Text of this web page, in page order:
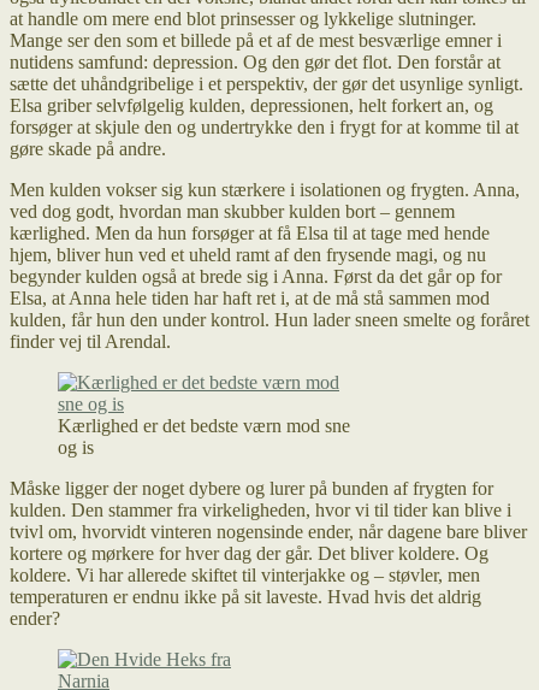
at handle om mere end blot prinsesser og lykkelige slutninger.
Mange ser den som et billede på et af de mest besværlige emner i
nutidens samfund: depression. Og den gør det flot. Den forstår at
sætte det uhåndgribelige i et perspektiv, der gør det usynlige synligt.
Elsa griber selvfølgelig kulden, depressionen, helt forkert an, og
forsøger at skjule den og undertrykke den i frygt for at komme til at
gøre skade på andre.
Men kulden vokser sig kun stærkere i isolationen og frygten. Anna,
ved dog godt, hvordan man skubber kulden bort – gennem
kærlighed. Men da hun forsøger at få Elsa til at tage med hende
hjem, bliver hun ved et uheld ramt af den frysende magi, og nu
begynder kulden også at brede sig i Anna. Først da det går op for
Elsa, at Anna hele tiden har haft ret i, at de må stå sammen mod
kulden, får hun den under kontrol. Hun lader sneen smelte og foråret
finder vej til Arendal.
Kærlighed er det bedste værn mod sne
og is
Måske ligger der noget dybere og lurer på bunden af frygten for
kulden. Den stammer fra virkeligheden, hvor vi til tider kan blive i
tvivl om, hvorvidt vinteren nogensinde ender, når dagene bare bliver
kortere og mørkere for hver dag der går. Det bliver koldere. Og
koldere. Vi har allerede skiftet til vinterjakke og – støvler, men
temperaturen er endnu ikke på sit laveste. Hvad hvis det aldrig
ender?